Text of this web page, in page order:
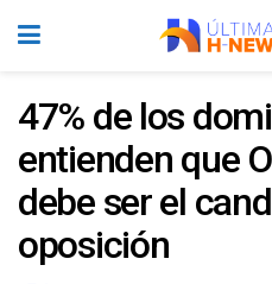
47% de los
entienden que
debe ser el
oposición